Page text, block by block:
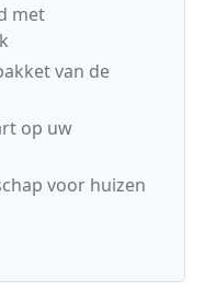
met
van de
op uw
voor huizen